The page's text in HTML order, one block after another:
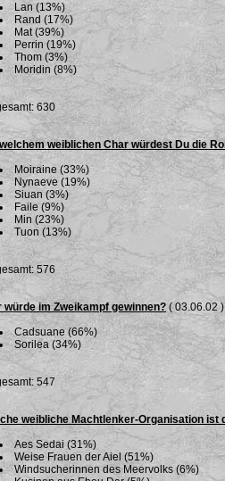
Lan (13%)
Rand (17%)
Mat (39%)
Perrin (19%)
Thom (3%)
Moridin (8%)
630
weiblichen Char würdest Du die
Moiraine (33%)
Nynaeve (19%)
Siuan (3%)
Faile (9%)
Min (23%)
Tuon (13%)
576
würde im Zweikampf gewinnen? ( 03.06.02 )
Cadsuane (66%)
Sorilea (34%)
547
weibliche Machtlenker-Organisation ist
Aes Sedai (31%)
Weise Frauen der Aiel (51%)
Windsucherinnen des Meervolks (6%)